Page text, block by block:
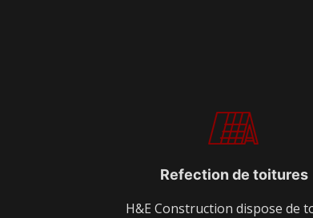
Refection de toitures
H&E Construction dispose de